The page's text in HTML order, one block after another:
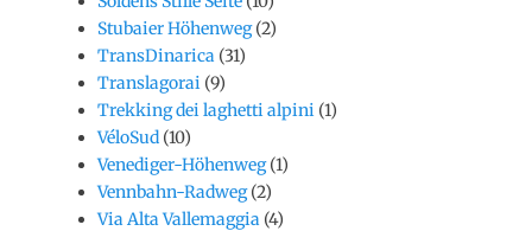
Stubaier Höhenweg(2)
TransDinarica (31)
Translagorai (9)
Trekking dei laghetti alpini (1)
VéloSud (10)
Venediger-Höhenweg(1)
Vennbahn-Radweg(2)
Via Alta Vallemaggia (4)